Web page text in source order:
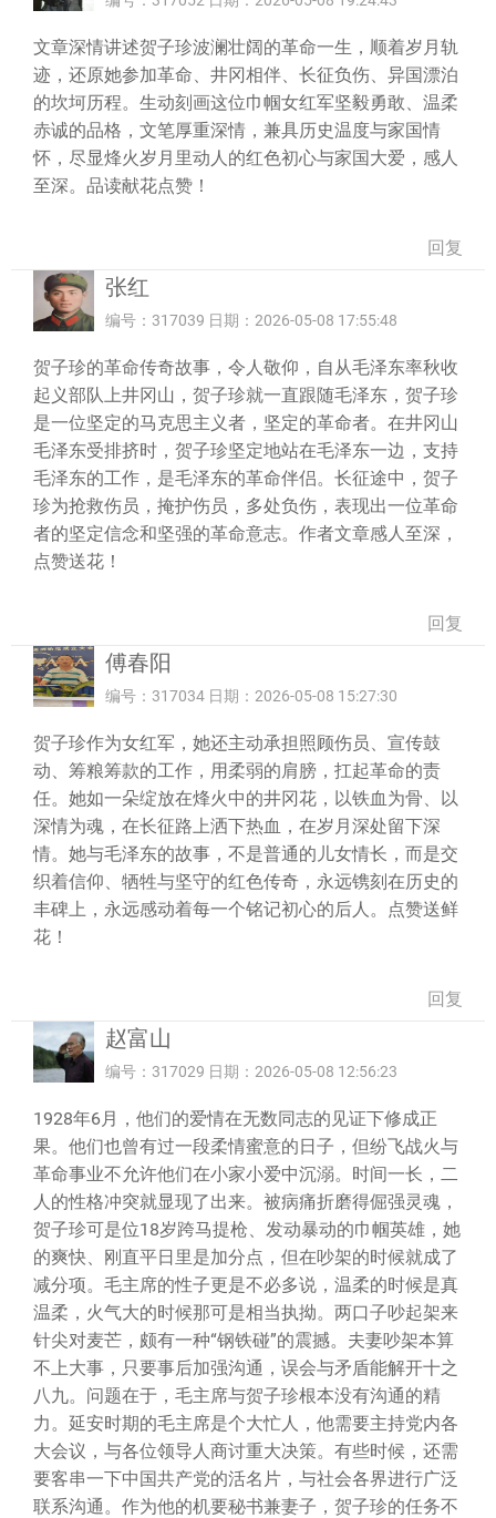
文章深情讲述贺子珍波澜壮阔的革命一生，顺着岁月轨
迹，还原她参加革命、井冈相伴、长征负伤、异国漂泊
的坎坷历程。生动刻画这位巾帼女红军坚毅勇敢、温柔
赤诚的品格，文笔厚重深情，兼具历史温度与家国情
怀，尽显烽火岁月里动人的红色初心与家国大爱，感人
至深。品读献花点赞！
回复
张红
编号：317039 日期：2026-05-08 17:55:48
贺子珍的革命传奇故事，令人敬仰，自从毛泽东率秋收
起义部队上井冈山，贺子珍就一直跟随毛泽东，贺子珍
是一位坚定的马克思主义者，坚定的革命者。在井冈山
毛泽东受排挤时，贺子珍坚定地站在毛泽东一边，支持
毛泽东的工作，是毛泽东的革命伴侣。长征途中，贺子
珍为抢救伤员，掩护伤员，多处负伤，表现出一位革命
者的坚定信念和坚强的革命意志。作者文章感人至深，
点赞送花！
回复
傅春阳
编号：317034 日期：2026-05-08 15:27:30
贺子珍作为女红军，她还主动承担照顾伤员、宣传鼓
动、筹粮筹款的工作，用柔弱的肩膀，扛起革命的责
任。她如一朵绽放在烽火中的井冈花，以铁血为骨、以
深情为魂，在长征路上洒下热血，在岁月深处留下深
情。她与毛泽东的故事，不是普通的儿女情长，而是交
织着信仰、牺牲与坚守的红色传奇，永远镌刻在历史的
丰碑上，永远感动着每一个铭记初心的后人。点赞送鲜
花！
回复
赵富山
编号：317029 日期：2026-05-08 12:56:23
1928年6月，他们的爱情在无数同志的见证下修成正
果。他们也曾有过一段柔情蜜意的日子，但纷飞战火与
革命事业不允许他们在小家小爱中沉溺。时间一长，二
人的性格冲突就显现了出来。被病痛折磨得倔强灵魂，
贺子珍可是位18岁跨马提枪、发动暴动的巾帼英雄，她
的爽快、刚直平日里是加分点，但在吵架的时候就成了
减分项。毛主席的性子更是不必多说，温柔的时候是真
温柔，火气大的时候那可是相当执拗。两口子吵起架来
针尖对麦芒，颇有一种“钢铁碰”的震撼。夫妻吵架本算
不上大事，只要事后加强沟通，误会与矛盾能解开十之
八九。问题在于，毛主席与贺子珍根本没有沟通的精
力。延安时期的毛主席是个大忙人，他需要主持党内各
大会议，与各位领导人商讨重大决策。有些时候，还需
要客串一下中国共产党的活名片，与社会各界进行广泛
联系沟通。作为他的机要秘书兼妻子，贺子珍的任务不